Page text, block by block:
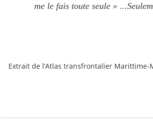
me le fais toute seule »
Extrait de l’Atlas transfrontalier Marittime-